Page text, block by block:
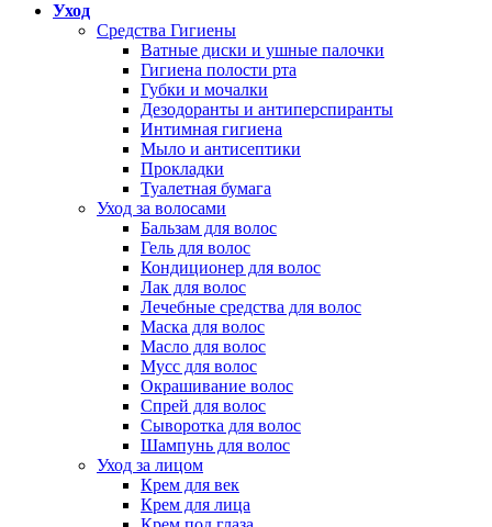
Уход
Средства Гигиены
Ватные диски и ушные палочки
Гигиена полости рта
Губки и мочалки
Дезодоранты и антиперспиранты
Интимная гигиена
Мыло и антисептики
Прокладки
Туалетная бумага
Уход за волосами
Бальзам для волос
Гель для волос
Кондиционер для волос
Лак для волос
Лечебные средства для волос
Маска для волос
Масло для волос
Мусс для волос
Окрашивание волос
Спрей для волос
Сыворотка для волос
Шампунь для волос
Уход за лицом
Крем для век
Крем для лица